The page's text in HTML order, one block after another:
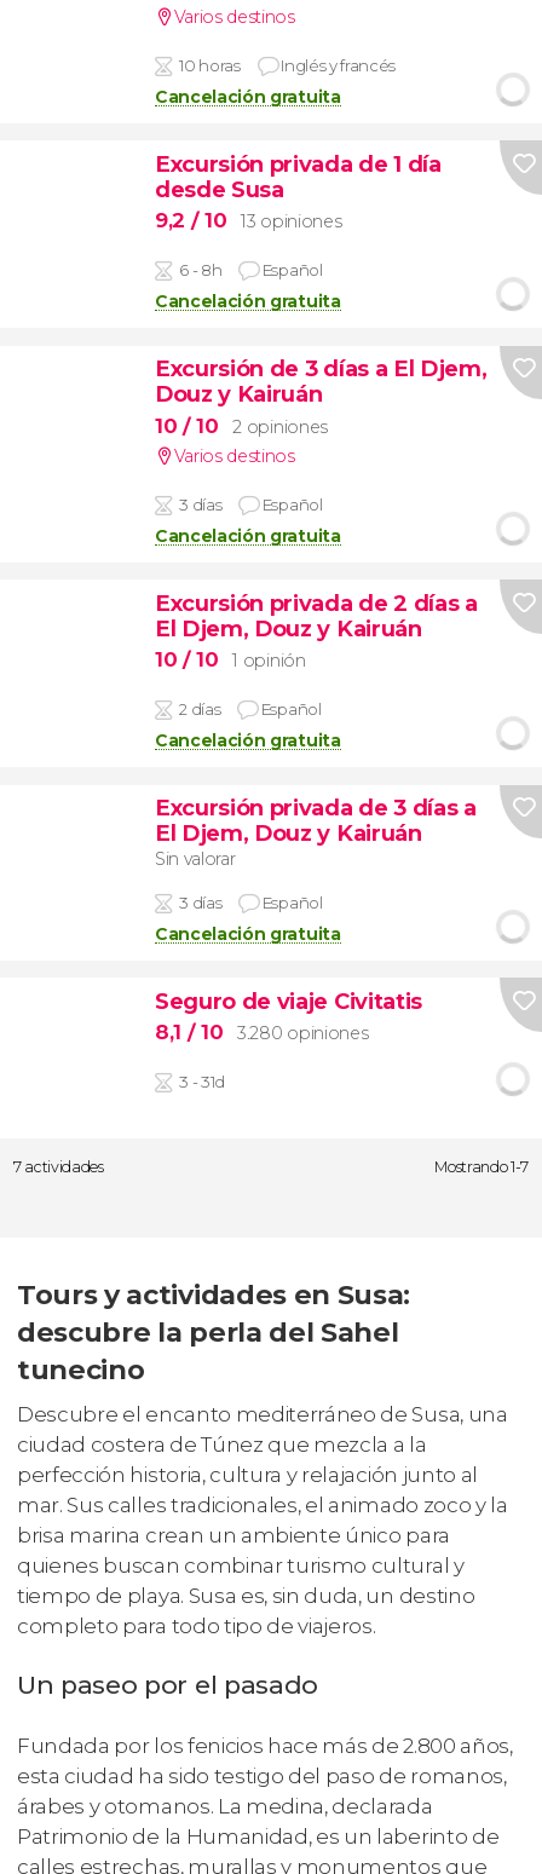
Varios destinos
10 horas Inglés y francés
Cancelación gratuita
Excursión privada de 1 día
desde Susa
9,2 / 10 13 opiniones
6 - 8h Español
Cancelación gratuita
Excursión de 3 días a El Djem,
Douz y Kairuán
10 / 10
2 opiniones
Varios destinos
3 días Español
Cancelación gratuita
Excursión privada de 2 días a
El Djem, Douz y Kairuán
10 / 10 1 opinión
2 días Español
Cancelación gratuita
Excursión privada de 3 días a
El Djem, Douz y Kairuán
Sin valorar
3 días Español
Cancelación gratuita
Seguro de viaje Civitatis
8,1 / 10 3.280 opiniones
3 - 31d
7 actividades Mostrando 1-7
Tours y actividades en Susa:
descubre la perla del Sahel
tunecino
Descubre el encanto mediterráneo de Susa, una
ciudad costera de Túnez que mezcla a la
perfección historia, cultura y relajación junto al
mar. Sus calles tradicionales, el animado zoco y la
brisa marina crean un ambiente único para
quienes buscan combinar turismo cultural y
tiempo de playa. Susa es, sin duda, un destino
completo para todo tipo de viajeros.
Un paseo por el pasado
Fundada por los fenicios hace más de 2.800 años,
esta ciudad ha sido testigo del paso de romanos,
árabes y otomanos. La medina, declarada
Patrimonio de la Humanidad, es un laberinto de
calles estrechas, murallas y monumentos que